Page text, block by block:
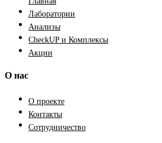
Лаборатории
Анализы
CheckUP и Комплексы
Акции
О нас
О проекте
Контакты
Сотрудничество